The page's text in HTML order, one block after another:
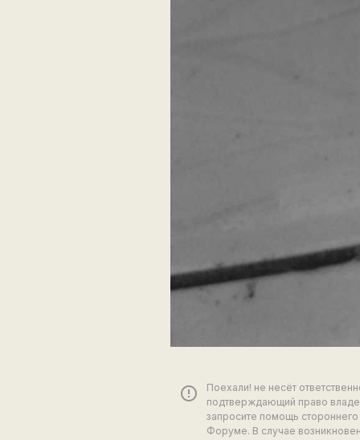
error_outline
Поехали! не несёт
подтверждающий право
запросите помощь
Форуме. В случае